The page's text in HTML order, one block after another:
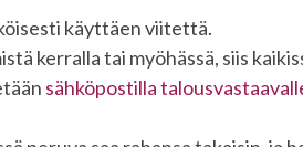
käyttäen viitettä.
kerralla tai myöhässä, siis
sähköpostilla